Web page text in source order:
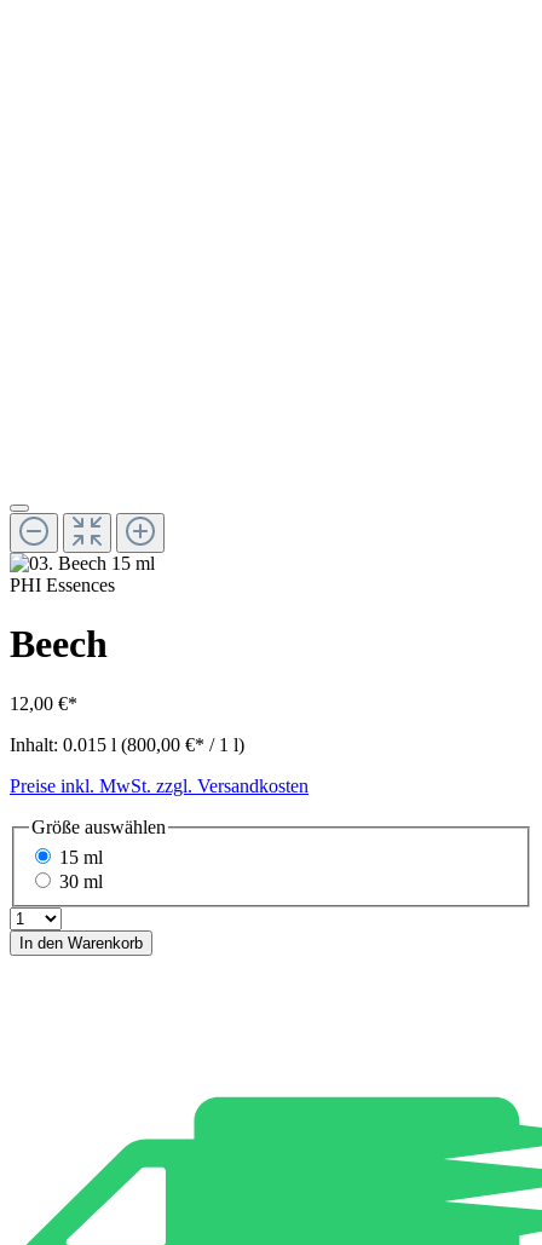
PHI Essences
Beech
12,00 €*
Inhalt: 0.015 l (800,00 €* / 1 l)
Preise inkl. MwSt. zzgl. Versandkosten
Größe auswählen
15 ml
30 ml
In den Warenkorb